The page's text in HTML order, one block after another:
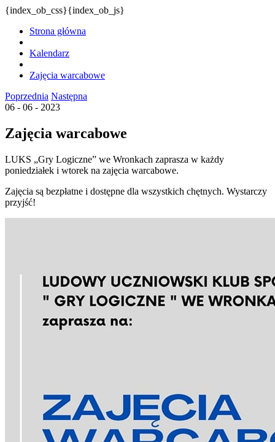
{index_ob_css}{index_ob_js}
Strona główna
Kalendarz
Zajęcia warcabowe
Poprzednia Następna
06 - 06 - 2023
Zajęcia warcabowe
LUKS „Gry Logiczne” we Wronkach zaprasza w każdy
poniedziałek i wtorek na zajęcia warcabowe.
Zajęcia są bezpłatne i dostępne dla wszystkich chętnych. Wystarczy
przyjść!